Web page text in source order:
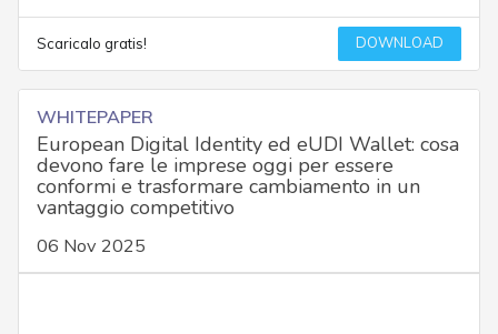
Scaricalo gratis! DOWNLOAD
WHITEPAPER
European Digital Identity ed eUDI Wallet: cosa
devono fare le imprese oggi per essere
conformi e trasformare cambiamento in un
vantaggio competitivo
06 Nov 2025